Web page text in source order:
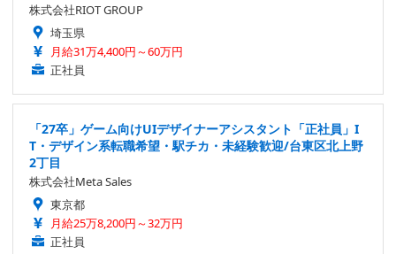
株式会社RIOT GROUP
埼玉県
月給31万4,400円～60万円
正社員
「27卒」ゲーム向けUIデザイナーアシスタント「正社員」I
T・デザイン系転職希望・駅チカ・未経験歓迎/台東区北上野
2丁目
株式会社Meta Sales
東京都
月給25万8,200円～32万円
正社員